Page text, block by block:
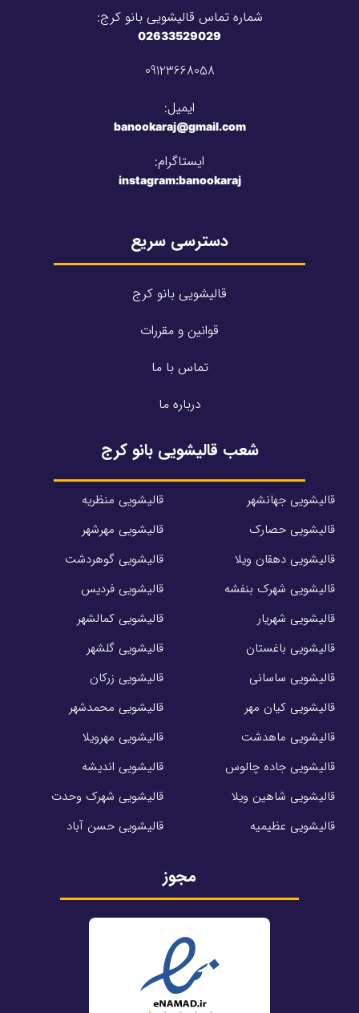
مجوز
شعب قالیشویی بانو کرج
قالیشویی جهانشهر
قالیشویی حصارک
قالیشویی دهقان ویلا
قالیشویی شهرک بنفشه
قالیشویی شهریار
قالیشویی باغستان
قالیشویی ساسانی
قالیشویی کیان مهر
قالیشویی ماهدشت
قالیشویی جاده چالوس
قالیشویی شاهین ویلا
قالیشویی عظیمیه
قالیشویی منظریه
قالیشویی مهرشهر
قالیشویی گوهردشت
قالیشویی فردیس
قالیشویی کمالشهر
قالیشویی گلشهر
قالیشویی زرکان
قالیشویی محمدشهر
قالیشویی مهرویلا
قالیشویی اندیشه
قالیشویی شهرک وحدت
قالیشویی حسن آباد
دسترسی سریع
قالیشویی بانو کرج
قوانین و مقررات
تماس با ما
درباره ما
شماره تماس قالیشویی بانو کرج:
02633529029
09123668058
ایمیل:
banookaraj@gmail.com​
ایستاگرام:
instagram:banookaraj